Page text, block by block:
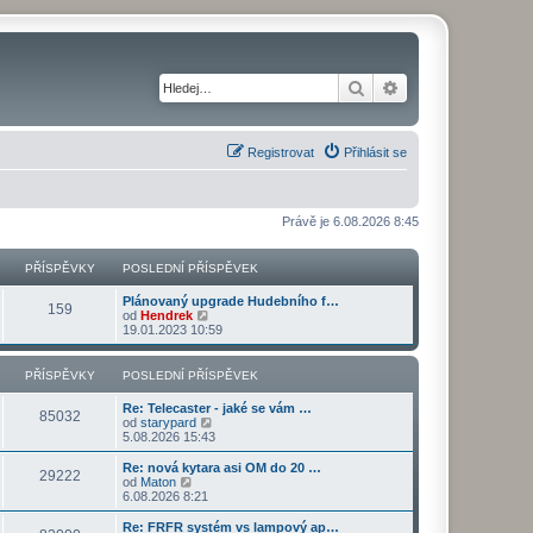
Hledat
Přihlásit se
Registrovat
Právě je 6.08.2026 8:45
PŘÍSPĚVKY POSLEDNÍ PŘÍSPĚVEK
159
Plánovaný upgrade Hudebního f…
od Hendrek
o
b
r
a
p
o
s
l
n
í
19.01.2023 10:59
PŘÍSPĚVKY POSLEDNÍ PŘÍSPĚVEK
85032
Re: Telecaster - jaké se vám …
od starypard
o
b
r
t
5.08.2026 15:43
29222
Re: nová kytara asi OM do 20 …
od Maton
o
b
r
6.08.2026 8:21
Re: FRFR systém vs lampový ap…